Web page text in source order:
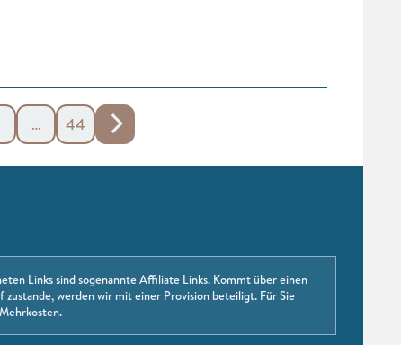
… 44
Links sind sogenannte Affiliate Links. Kommt über einen
zustande, werden wir mit einer Provision beteiligt. Für Sie